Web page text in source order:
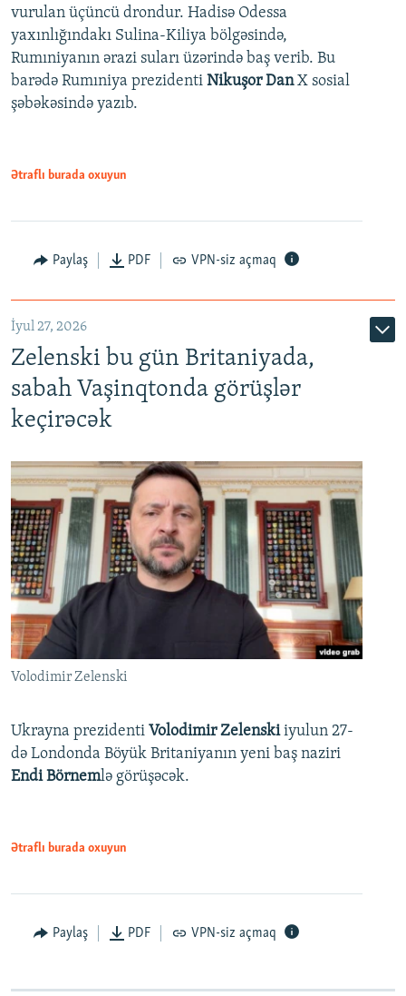
vurulan üçüncü drondur. Hadisə Odessa
yaxınlığındakı Sulina-Kiliya bölgəsində,
Rumıniyanın ərazi suları üzərində baş verib. Bu
barədə Rumıniya prezidenti Nikuşor DanX sosial
şəbəkəsində yazıb.
Ətraflı burada oxuyun
Paylaş PDF VPN-siz açmaq
İyul 27, 2026
Zelenski bu gün Britaniyada,
sabah Vaşinqtonda görüşlər
keçirəcək
Volodimir Zelenski
Ukrayna prezidenti Volodimir Zelenskiiyulun 27-
də Londonda Böyük Britaniyanın yeni baş naziri
Endi Börnemlə görüşəcək.
Ətraflı burada oxuyun
Paylaş PDF VPN-siz açmaq